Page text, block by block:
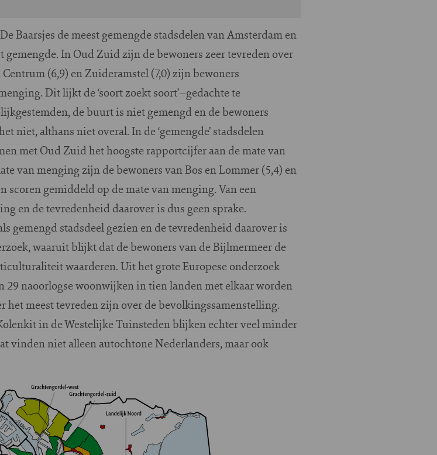
Baarsjes de meest gemengde stadsdelen van Amsterdam en
In Oud Zuid zijn de bewoners zeer tevreden over
(6,9) en Zuideramstel (7,0) zijn bewoners
Dit lijkt de ‘soort zoekt soort’–gedachte te
de buurt is niet gemengd en de bewoners
niet, althans niet overal. In de ‘gemengde’ stadsdelen
met Oud Zuid het hoogste rapportcijfer aan de mate van
van menging zijn de bewoners van Bos en Lommer (5,4) en
scoren gemiddeld op de mate van menging. Van een
en de tevredenheid daarover is dus geen sprake.
gemengd stadsdeel gezien en de tevredenheid daarover is
waaruit blijkt dat de bewoners van de Bijlmermeer de
waarderen. Uit het grote Europese onderzoek
29 naoorlogse woonwijken in tien landen met elkaar worden
meest tevreden zijn over de bevolkingssamenstelling.
in de Westelijke Tuinsteden blijken echter veel minder
vinden niet alleen autochtone Nederlanders, maar ook